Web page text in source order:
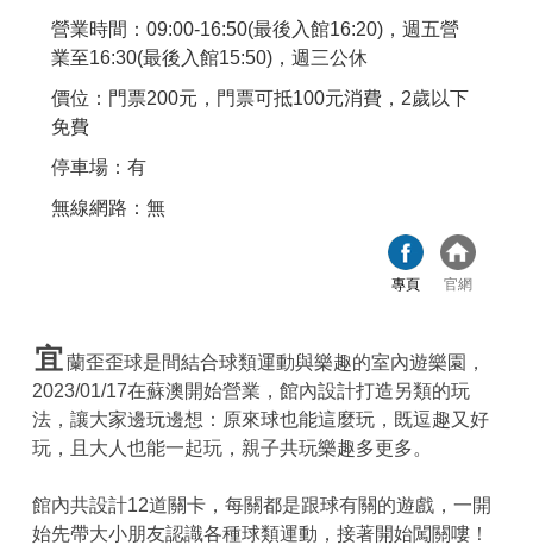
營業時間：09:00-16:50(最後入館16:20)，週五營
業至16:30(最後入館15:50)，週三公休
價位：門票200元，門票可抵100元消費，2歲以下
免費
停車場：有
無線網路：無
專頁 官網
宜蘭歪歪球是間結合球類運動與樂趣的室內遊樂園，
2023/01/17在蘇澳開始營業，館內設計打造另類的玩
法，讓大家邊玩邊想：原來球也能這麼玩，既逗趣又好
玩，且大人也能一起玩，親子共玩樂趣多更多。
館內共設計12道關卡，每關都是跟球有關的遊戲，一開
始先帶大小朋友認識各種球類運動，接著開始闖關嘍！